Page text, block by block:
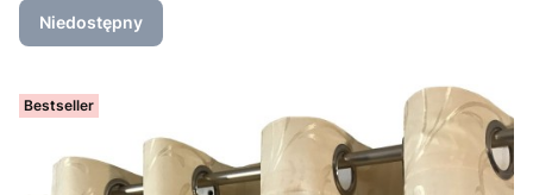
Niedostępny
Bestseller